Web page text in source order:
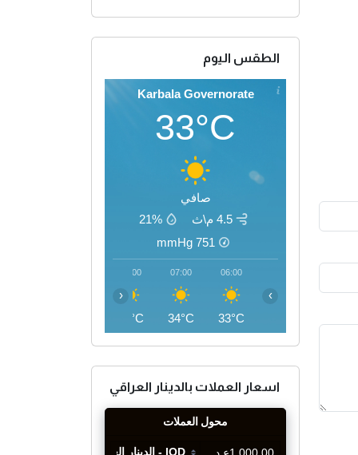
الطقس اليوم
Karbala Governorate
33°C
صافي
4.5 م\ث
21%
751
mmHg
06:00
33°C
07:00
34°C
08:00
37°C
‹ ›
اسعار العملات بالدينار العراقي